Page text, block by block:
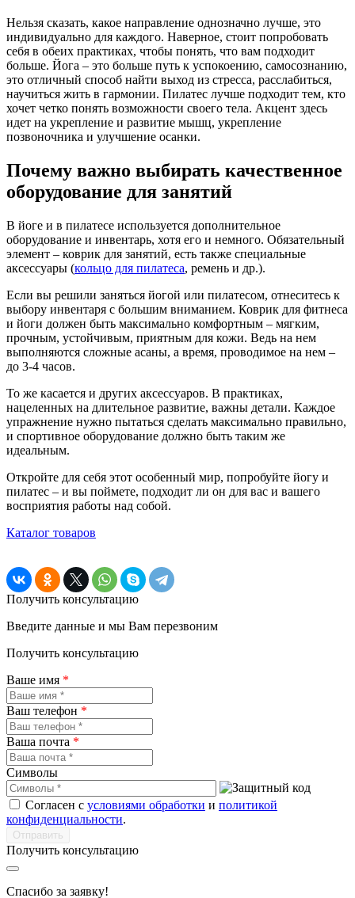
Нельзя сказать, какое направление однозначно лучше, это
индивидуально для каждого. Наверное, стоит попробовать
себя в обеих практиках, чтобы понять, что вам подходит
больше. Йога – это больше путь к успокоению, самосознанию,
это отличный способ найти выход из стресса, расслабиться,
научиться жить в гармонии. Пилатес лучше подходит тем, кто
хочет четко понять возможности своего тела. Акцент здесь
идет на укрепление и развитие мышц, укрепление
позвоночника и улучшение осанки.
Почему важно выбирать качественное
оборудование для занятий
В йоге и в пилатесе используется дополнительное
оборудование и инвентарь, хотя его и немного. Обязательный
элемент – коврик для занятий, есть также специальные
аксессуары (кольцо для пилатеса, ремень и др.).
Если вы решили заняться йогой или пилатесом, отнеситесь к
выбору инвентаря с большим вниманием. Коврик для фитнеса
и йоги должен быть максимально комфортным – мягким,
прочным, устойчивым, приятным для кожи. Ведь на нем
выполняются сложные асаны, а время, проводимое на нем –
до 3-4 часов.
То же касается и других аксессуаров. В практиках,
нацеленных на длительное развитие, важны детали. Каждое
упражнение нужно пытаться сделать максимально правильно,
и спортивное оборудование должно быть таким же
идеальным.
Откройте для себя этот особенный мир, попробуйте йогу и
пилатес – и вы поймете, подходит ли он для вас и вашего
восприятия работы над собой.
Каталог товаров
Получить консультацию
Введите данные и мы Вам перезвоним
Получить консультацию
Ваше имя *
Ваш телефон *
Ваша почта *
Символы
Согласен с условиями обработки и политикой
конфиденциальности.
Получить консультацию
Спасибо за заявку!